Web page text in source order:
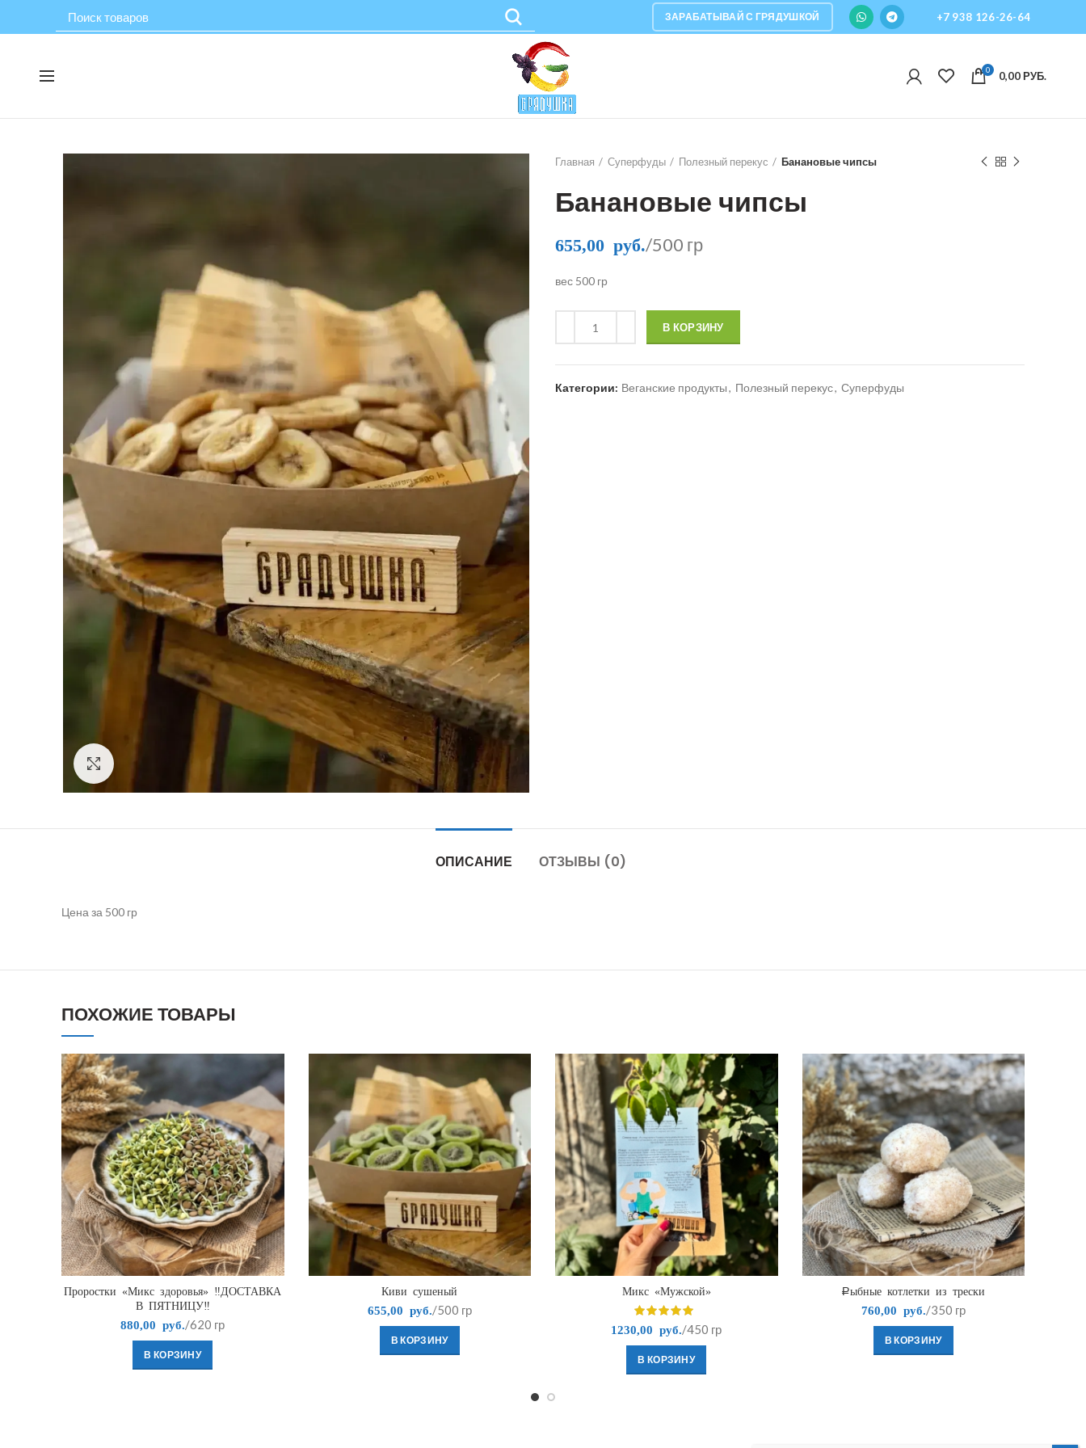
ЗАРАБАТЫВАЙ С ГРЯДУШКОЙ +7 938 126-26-64
0 0,00РУБ.
Главная Суперфуды Полезный перекус Банановые чипсы
Банановые чипсы
655,00 руб./500 гр
вес 500 гр
В КОРЗИНУ
Категории: Веганские продукты, Полезный перекус, Суперфуды
ОПИСАНИЕ ОТЗЫВЫ (0)
Цена за 500 гр
ПОХОЖИЕ ТОВАРЫ
Проростки «Микс здоровья» ‼️ДОСТАВКА
В ПЯТНИЦУ‼️
880,00 руб. /620 гр
В КОРЗИНУ
Киви сушеный
655,00 руб. /500 гр
В КОРЗИНУ
Микс «Мужской»
1230,00 руб. /450 гр
В КОРЗИНУ
Рыбные котлетки из трески
760,00 руб. /350 гр
В КОРЗИНУ